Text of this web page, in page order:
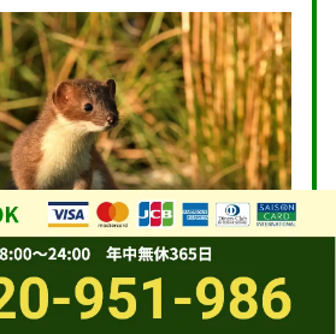
咬症とは？症状・感染経路・治療法